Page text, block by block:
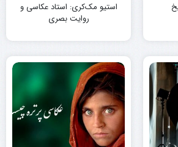
استیو مک‌کری: استاد عکاسی و
روایت بصری